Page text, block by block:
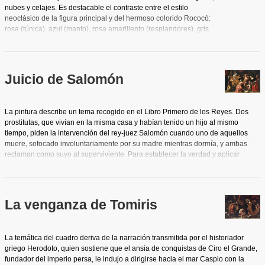
nubes y celajes. Es destacable el contraste entre el estilo
neoclásico de la figura principal y del hermoso colorido Rococó:
rosa (túnica), azul (manto), rosa amarillento (resplandores), gris
vista iconográfico, nos llevan a asociar esta imagen con una
de la creación para confirmar su concepción inmaculada.
Juicio de Salomón
La pintura describe un tema recogido en el Libro Primero de los Reyes. Dos
prostitutas, que vivían en la misma casa y habían tenido un hijo al mismo
tiempo, piden la intervención del rey-juez Salomón cuando uno de aquellos
muere, sofocado involuntariamente por su madre mientras dormía, y ambas
reclaman como suyo al superviviente. Para establecer la verdad y aplicar
dos partes y que se entregue una mitad a cada una de las dos madres.
niño vivo y no lo mates". La otra, por el contrario, dijo: "Ni para tí, ni para mí, que
lo partan". Entonces el rey pronunció su sentencia: "Dad el niño vivo a la
primera, porque ella es su madre". La obra, al igual que ocurre con su pareja
y transmitidas a Luciano Salvador probablemente por las estampas grabadas
que realizara François Ragot (1638-1679) de las mismas. Esta escena situada
en un marco más simplificado, en el que destaca el predominio de los tonos
La venganza de Tomiris
La temática del cuadro deriva de la narración transmitida por el historiador
griego Herodoto, quien sostiene que el ansia de conquistas de Ciro el Grande,
fundador del imperio persa, le indujo a dirigirse hacia el mar Caspio con la